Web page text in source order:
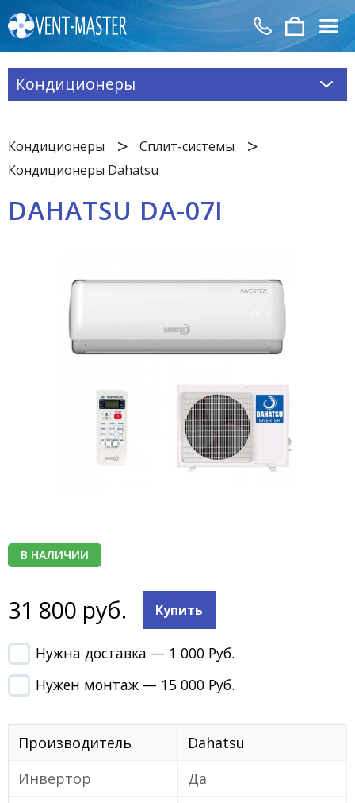
Кондиционеры
Сплит-системы
Кондиционеры Dahatsu
DAHATSU DA-07I
В НАЛИЧИИ
31 800 руб. Купить
Нужна доставка — 1 000 Руб.
Нужен монтаж — 15 000 Руб.
Производитель
Dahatsu
Инвертор
Да
Кондиционеры